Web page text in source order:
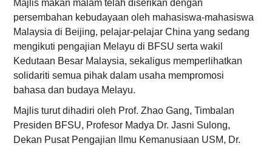
Majlis makan malam telah diserikan dengan
persembahan kebudayaan oleh mahasiswa-mahasiswa
Malaysia di Beijing, pelajar-pelajar China yang sedang
mengikuti pengajian Melayu di BFSU serta wakil
Kedutaan Besar Malaysia, sekaligus memperlihatkan
solidariti semua pihak dalam usaha mempromosi
bahasa dan budaya Melayu.
Majlis turut dihadiri oleh Prof. Zhao Gang, Timbalan
Presiden BFSU, Profesor Madya Dr. Jasni Sulong,
Dekan Pusat Pengajian Ilmu Kemanusiaan USM, Dr.